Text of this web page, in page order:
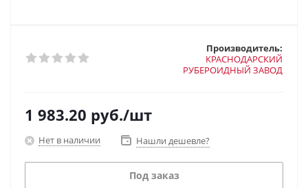
Производитель:
КРАСНОДАРСКИЙ
РУБЕРОИДНЫЙ ЗАВОД
1 983.20 руб./шт
Нет в наличии Нашли дешевле?
Под заказ